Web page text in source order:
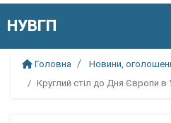
Головна
Новини,
Круглий стіл до Дня Європи в